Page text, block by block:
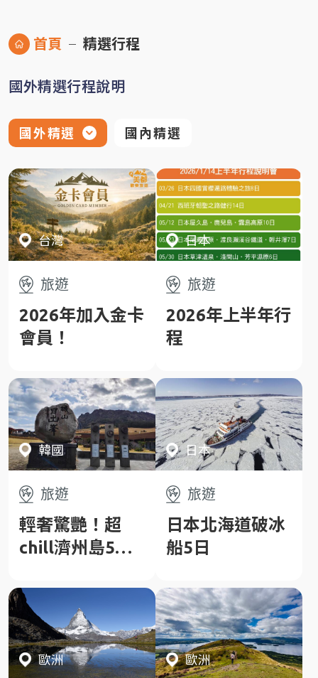
首頁 精選行程
國外精選行程說明
國外精選 國內精選
台灣
旅遊
2026年加入金卡
會員！
日本
旅遊
2026年上半年行
程
韓國
旅遊
輕奢驚艷！超
chill濟州島5日~
城山日出峰、精
彩亂打秀、網紅
咖啡廳、精緻韓
服體驗
日本
旅遊
日本北海道破冰
船5日
歐洲 歐洲